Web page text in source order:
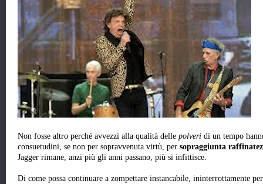
Non fosse altro perché avvezzi alla qualità delle polveri di un tempo
consuetudini, se non per sopravvenuta virtù, per sopraggiunta
Jagger rimane, anzi più gli anni passano, più si infittisce.
Di come possa continuare a zompettare instancabile, ininterrottamente